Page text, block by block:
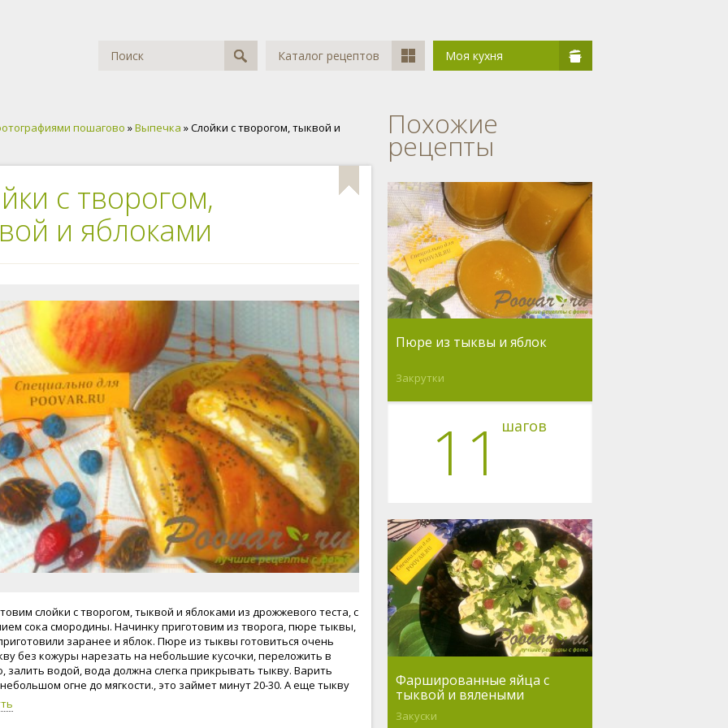
Каталог рецептов Моя кухня
пошагово »Выпечка » Слойки с творогом, тыквой и
с творогом,
и яблоками
слойки с творогом, тыквой и яблоками из дрожжевого теста, с
сока смородины. Начинку приготовим из творога, пюре тыквы,
заранее и яблок. Пюре из тыквы готовиться очень
без кожуры нарезать на небольшие кусочки, переложить в
залить водой, вода должна слегка прикрывать тыкву. Варить
огне до мягкости., это займет минут 20-30. А еще тыкву
в духовке. Ее можно завернуть в фольгу или бумагу для
при 180-200 градусов, до мягкости. Готовую тыкву
Похожие
рецепты
Пюре из тыквы и яблок
Закрутки
11 шагов
Фаршированные яйца с
тыквой и вялеными
помидорами
Закуски